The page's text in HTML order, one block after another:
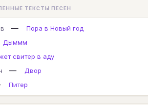
ТЕКСТЫ ПЕСЕН
—
Пора в Новый год
Дыммм
свитер в аду
—
Двор
Питер